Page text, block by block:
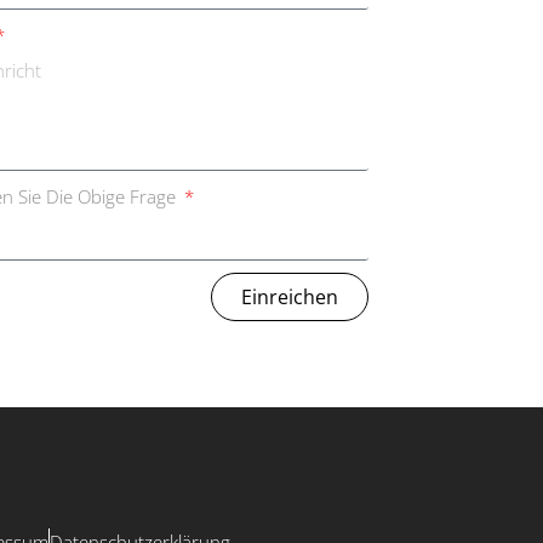
Sie Die Obige Frage
Einreichen